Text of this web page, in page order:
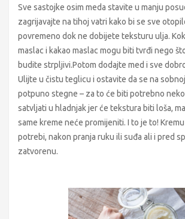
Sve sastojke osim meda stavite u manju
zagrijavajte na tihoj vatri kako bi se sve
povremeno dok ne dobijete teksturu ulja.
maslac i kakao maslac mogu biti tvrđi nego
budite strpljivi.Potom dodajte med i sve
Ulijte u čistu teglicu i ostavite da se na
potpuno stegne – za to će biti potrebno
satvljati u hladnjak jer će tekstura biti loša,
same kreme neće promijeniti. I to je to!
potrebi, nakon pranja ruku ili suđa ali i pred
zatvorenu.